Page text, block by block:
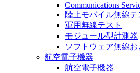
Communications
陸上モバイル無線テ
軍用無線テスト
モジュール型計測器
ソフトウェア無線
航空電子機器
航空電子機器